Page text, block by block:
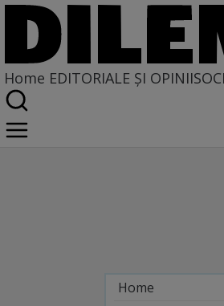
Home EDITORIALE ȘI OPINII
Home